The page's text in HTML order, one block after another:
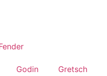
Godin Gretsch